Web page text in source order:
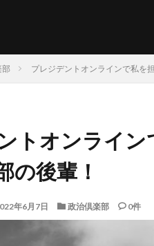
部 プレジデントオンラインで私を
トオンライン
の後輩！
年6月7日 政治倶楽部 0件